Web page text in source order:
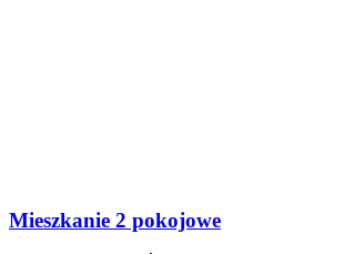
Mieszkanie 2 pokojowe